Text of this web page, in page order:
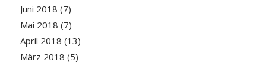
Juni 2018 (7)
Mai 2018 (7)
April 2018 (13)
März 2018 (5)